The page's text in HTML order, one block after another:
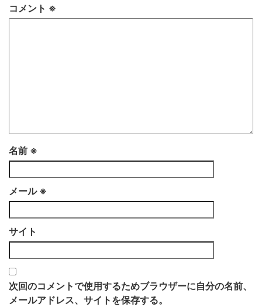
コメント ※
名前 ※
メール ※
サイト
次回のコメントで使用するためブラウザーに自分の名前、
メールアドレス、サイトを保存する。